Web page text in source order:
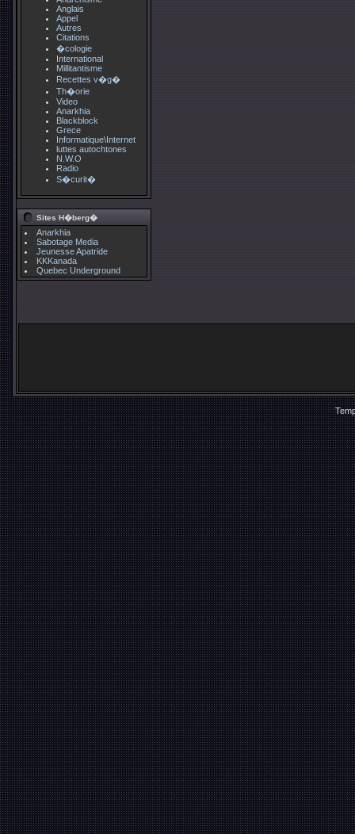
Anglais
Appel
Autres
Citations
�cologie
International
Millitantisme
Recettes v�g�
Th�orie
Video
Anarkhia
Blackblock
Grece
Informatique\Internet
luttes autochtones
N.W.O
Radio
S�curit�
Sites H�berg�
Anarkhia
Sabotage Media
Jeunesse Apatride
KKKanada
Quebec Underground